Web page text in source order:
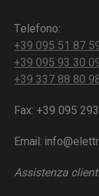
Telefono:
+39 095 51 87
+39 095 93 30
+39 337 88 80
Fax: +39 095
Email:
Assistenza